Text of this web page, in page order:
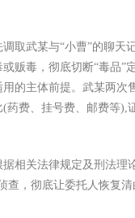
调取武某与“小曹”的聊天
贩毒，彻底切断“毒品”
用的主体前提。武某两次
(药费、挂号费、邮费等),
据相关法律规定及刑法理
查，彻底让委托人恢复清